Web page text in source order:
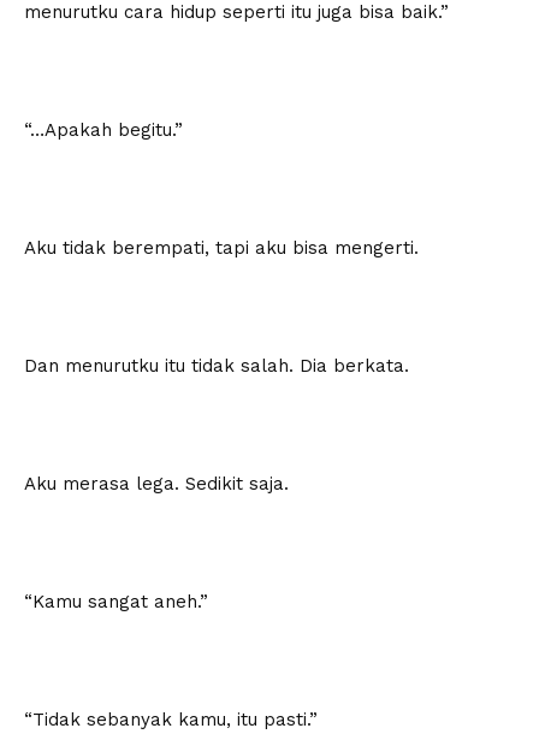
menurutku cara hidup seperti itu juga bisa baik.”
“…Apakah begitu.”
Aku tidak berempati, tapi aku bisa mengerti.
Dan menurutku itu tidak salah. Dia berkata.
Aku merasa lega. Sedikit saja.
“Kamu sangat aneh.”
“Tidak sebanyak kamu, itu pasti.”